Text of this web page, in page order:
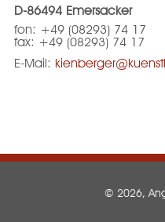
D-86494 Emersacker
fon: +49 (08293) 74 17
fax: +49 (08293) 74 17
E-Mail:
© 2026,